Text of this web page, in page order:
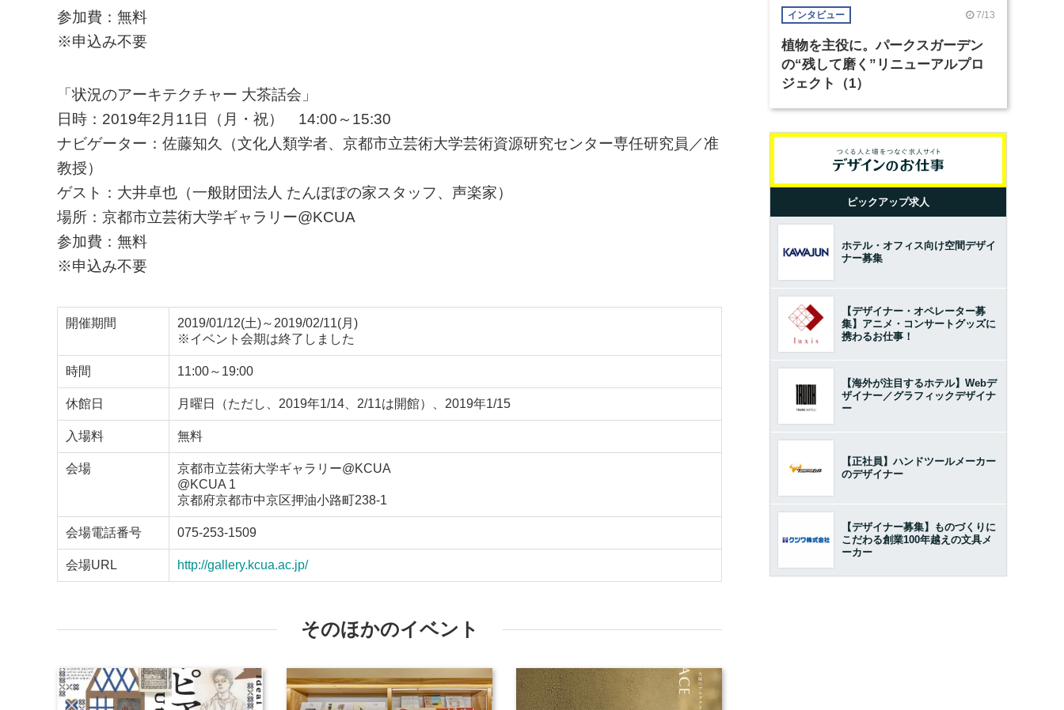
参加費：無料
※申込み不要
「状況のアーキテクチャー 大茶話会」
日時：2019年2月11日（月・祝） 14:00～15:30
ナビゲーター：佐藤知久（文化人類学者、京都市立芸術大学芸術資源研究センター専任研究員／准
教授）
ゲスト：大井卓也（一般財団法人 たんぽぽの家スタッフ、声楽家）
場所：京都市立芸術大学ギャラリー@KCUA
参加費：無料
※申込み不要
開催期間
2019/01/12(土)～2019/02/11(月)
※イベント会期は終了しました
時間 11:00～19:00
休館日 月曜日（ただし、2019年1/14、2/11は開館）、2019年1/15
入場料 無料
会場
京都市立芸術大学ギャラリー@KCUA
@KCUA 1
京都府京都市中京区押油小路町238-1
会場電話番号 075-253-1509
会場URL http://gallery.kcua.ac.jp/
そのほかのイベント
インタビュー 7/13
植物を主役に。パークスガーデン
の“残して磨く”リニューアルプロ
ジェクト（1）
ピックアップ求人
ホテル・オフィス向け空間デザイ
ナー募集
【デザイナー・オペレーター募
集】アニメ・コンサートグッズに
携わるお仕事！
【海外が注目するホテル】Webデ
ザイナー／グラフィックデザイナ
ー
【正社員】ハンドツールメーカー
のデザイナー
【デザイナー募集】ものづくりに
こだわる創業100年越えの文具メ
ーカー